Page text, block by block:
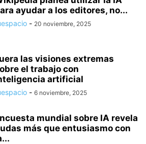
ayudar a los editores, no...
- 20 noviembre, 2025
las visiones extremas
el trabajo con
artificial
- 6 noviembre, 2025
mundial sobre IA revela
más que entusiasmo con